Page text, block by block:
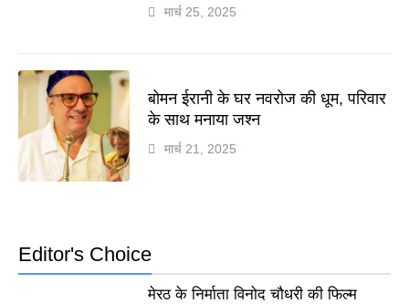
मार्च 25, 2025
बोमन ईरानी के घर नवरोज की धूम, परिवार
के साथ मनाया जश्न
मार्च 21, 2025
Editor's Choice
मेरठ के निर्माता विनोद चौधरी की फिल्म